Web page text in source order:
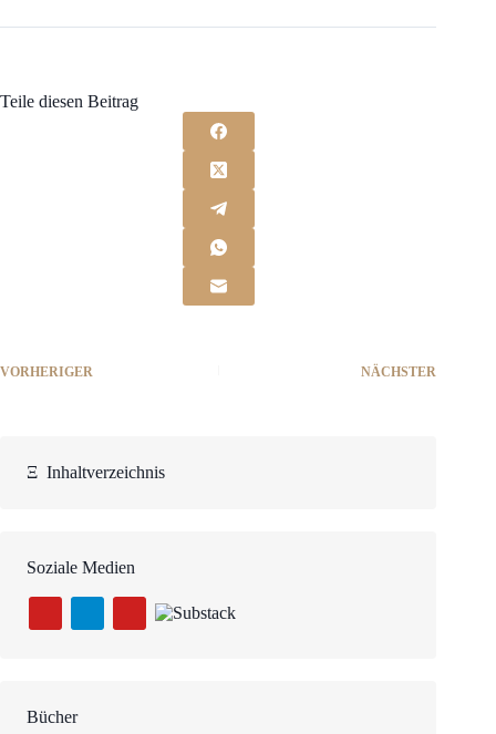
Teile diesen Beitrag
VORHERIGER NÄCHSTER
Ξ Inhaltverzeichnis
Soziale Medien
Bücher